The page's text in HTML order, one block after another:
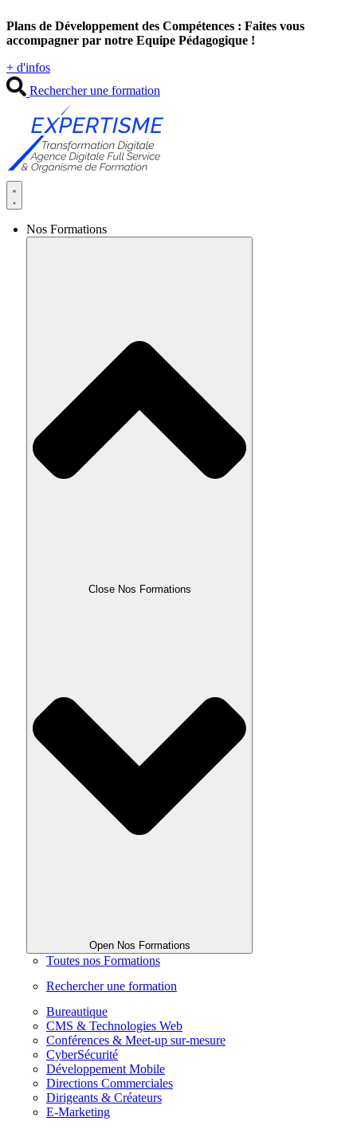
au
contenu
Plans de Développement des Compétences : Faites vous
accompagner par notre Equipe Pédagogique !
+ d'infos
Rechercher une formation
Nos Formations
Close Nos Formations
Open Nos Formations
Toutes nos Formations
Rechercher une formation
Bureautique
CMS & Technologies Web
Conférences & Meet-up sur-mesure
CyberSécurité
Développement Mobile
Directions Commerciales
Dirigeants & Créateurs
E-Marketing